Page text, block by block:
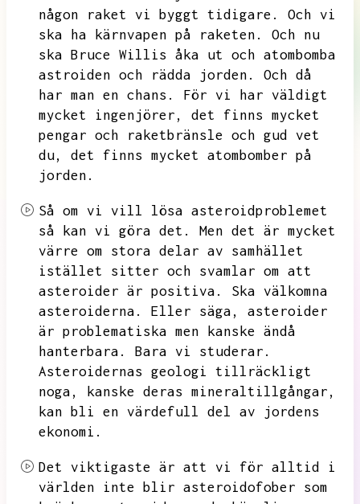
någon raket vi byggt tidigare.
Och vi
ska ha kärnvapen på raketen.
Och nu
ska Bruce Willis åka ut och atombomba
astroiden och rädda jorden.
Och då
har man en chans.
För vi har väldigt
mycket ingenjörer,
det finns mycket
pengar och raketbränsle och gud vet
du,
det finns mycket atombomber på
jorden.
Så om vi vill lösa asteroidproblemet
så kan vi göra det.
Men det är mycket
värre om stora delar av samhället
istället sitter och svamlar om att
asteroider är positiva.
Ska välkomna
asteroiderna.
Eller säga,
asteroider
är problematiska men kanske ändå
hanterbara.
Bara vi studerar.
Asteroidernas geologi tillräckligt
noga,
kanske deras mineraltillgångar,
kan bli en värdefull del av jordens
ekonomi.
Det viktigaste är att vi för alltid i
världen inte blir asteroidofober som